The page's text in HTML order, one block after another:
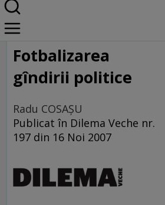
Home
La centru şi la margine
Fotbalizarea
gîndirii politice
Radu COSAŞU
Publicat în Dilema Veche nr.
197 din 16 Noi 2007